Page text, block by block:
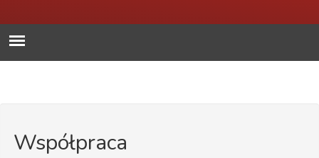
wyszukiwania
Współpraca